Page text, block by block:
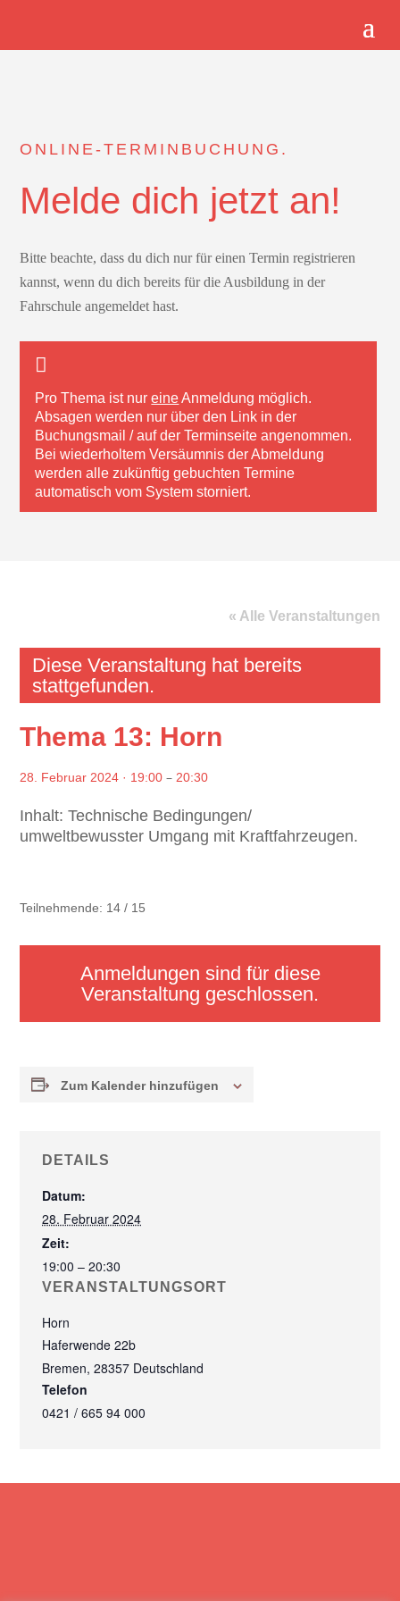
ONLINE-TERMINBUCHUNG.
Melde dich jetzt an!
Bitte beachte, dass du dich nur für einen Termin registrieren
kannst, wenn du dich bereits für die Ausbildung in der
Fahrschule angemeldet hast.
Pro Thema ist nureineAnmeldung möglich.
Absagen werden nur über den Link in der
Buchungsmail / auf der Terminseite angenommen.
Bei wiederholtem Versäumnis der Abmeldung
werden alle zukünftig gebuchten Termine
automatisch vom System storniert.
« Alle Veranstaltungen
Diese Veranstaltung hat bereits
stattgefunden.
Thema 13: Horn
28. Februar 2024 · 19:00 – 20:30
Inhalt: Technische Bedingungen/
umweltbewusster Umgang mit Kraftfahrzeugen.
Teilnehmende: 14 / 15
Anmeldungen sind für diese
Veranstaltung geschlossen.
Zum Kalender hinzufügen
DETAILS
Datum:
28. Februar 2024
Zeit:
19:00 – 20:30
VERANSTALTUNGSORT
Horn
Haferwende 22b
Bremen, 28357 Deutschland
Telefon
0421 / 665 94 000